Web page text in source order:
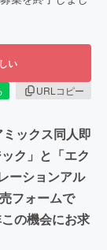
い
URLコピー
ックス同人即
ク」と「エク
ーションアル
フォームで
の機会にお求